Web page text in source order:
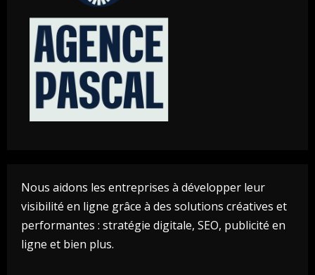
Nous aidons les entreprises à développer leur
visibilité en ligne grâce à des solutions créatives et
performantes : stratégie digitale, SEO, publicité en
ligne et bien plus.